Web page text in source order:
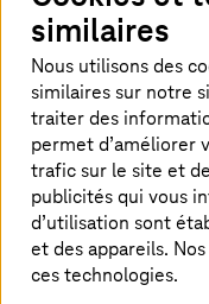
Comité de
Anne-Marie
similaires
Nous utilisons des
similaires sur notre
traiter des
permet d’améliorer
trafic sur le site et
publicités qui vous
d’utilisation sont
et des appareils.
ces technologies.